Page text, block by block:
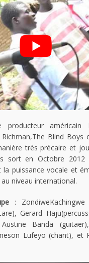
producteur américain
Richman,The Blind Boys
très précaire et
sort en Octobre 2012
puissance vocale et
niveau international.
: ZondiweKachingwe
Gerard
Banda
Lufeyo (chant), et